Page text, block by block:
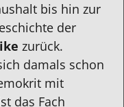
bis hin zur
der
zurück.
damals schon
mit
das Fach